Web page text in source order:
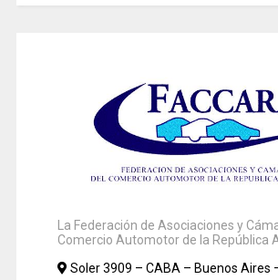
La Federación de Asociaciones y
Comercio Automotor de la República
Soler 3909 – CABA – Buenos Aires